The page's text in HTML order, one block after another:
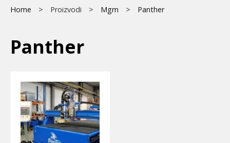
Main
Breadcrumb
Home Proizvodi Mgm Panther
Panther